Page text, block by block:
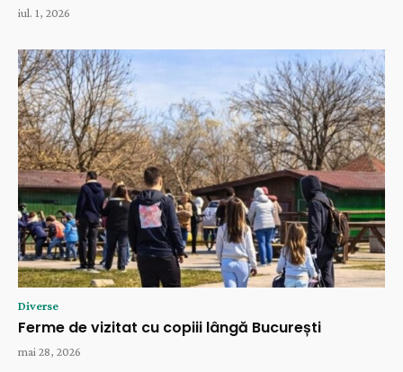
iul. 1, 2026
Diverse
Ferme de vizitat cu copiii lângă București
mai 28, 2026